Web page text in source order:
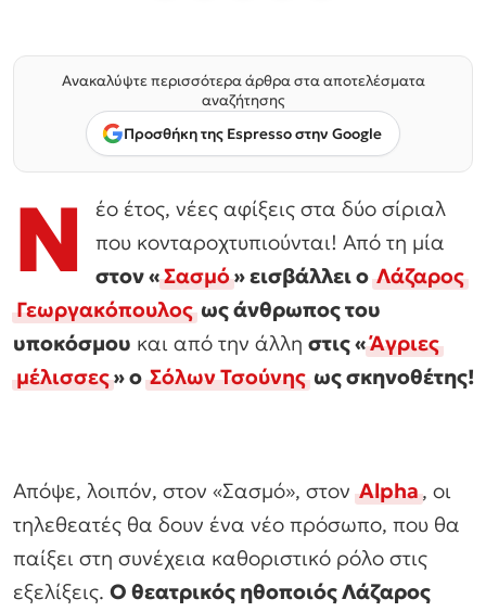
Ανακαλύψτε περισσότερα άρθρα στα αποτελέσματα
αναζήτησης
Προσθήκη της Espresso στην Google
Ν
έο έτος, νέες αφίξεις στα δύο σίριαλ
που κονταροχτυπιούνται! Από τη μία
στον «Σασμό» εισβάλλει οΛάζαρος
Γεωργακόπουλοςως άνθρωπος του
υποκόσμου και από την άλλη στις «Άγριες
μέλισσες» οΣόλων Τσούνηςως σκηνοθέτης!
Απόψε, λοιπόν, στον «Σασμό», στονΑlpha, οι
τηλεθεατές θα δουν ένα νέο πρόσωπο, που θα
παίξει στη συνέχεια καθοριστικό ρόλο στις
εξελίξεις. Ο θεατρικός ηθοποιός Λάζαρος